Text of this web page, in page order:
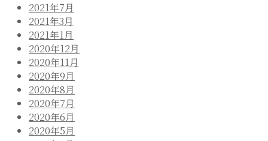
ビ
ゲ
ー
シ
ョ
ン
2021年7月
2021年3月
2021年1月
2020年12月
2020年11月
2020年9月
2020年8月
2020年7月
2020年6月
2020年5月